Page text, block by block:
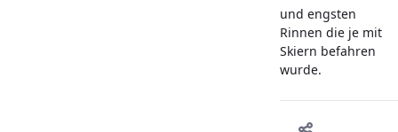
und engsten
Rinnen die je mit
Skiern befahren
wurde.